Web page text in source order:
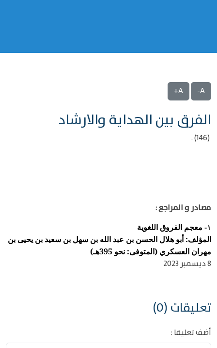
A-
A+
الفرق بين الهداية والارشاد
(146) .
مصادر و المراجع :
١-
معجم الفروق اللغوية
المؤلف: أبو هلال الحسن بن عبد الله بن سهل بن سعيد بن يحيى بن
مهران العسكري (المتوفى: نحو 395هـ)
8 ديسمبر 2023
تعليقات (0)
أضف تعليقا :